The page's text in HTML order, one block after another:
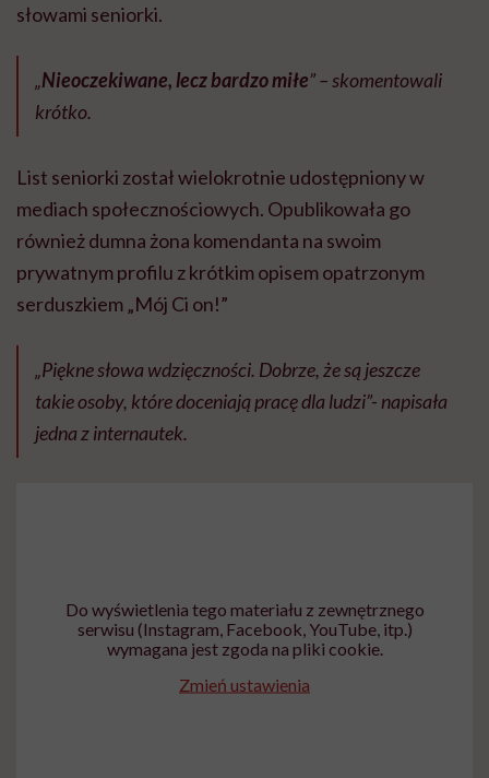
słowami seniorki.
„Nieoczekiwane, lecz bardzo miłe” – skomentowali
krótko.
List seniorki został wielokrotnie udostępniony w
mediach społecznościowych. Opublikowała go
również dumna żona komendanta na swoim
prywatnym profilu z krótkim opisem opatrzonym
serduszkiem „Mój Ci on!”
„Piękne słowa wdzięczności. Dobrze, że są jeszcze
takie osoby, które doceniają pracę dla ludzi”- napisała
jedna z internautek.
Do wyświetlenia tego materiału z zewnętrznego
serwisu (Instagram, Facebook, YouTube, itp.)
wymagana jest zgoda na pliki cookie.
Zmień ustawienia